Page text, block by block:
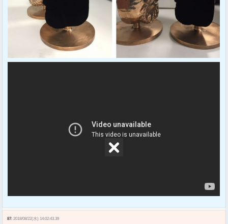
87: 2018/08/22(水) 14:02:43.39